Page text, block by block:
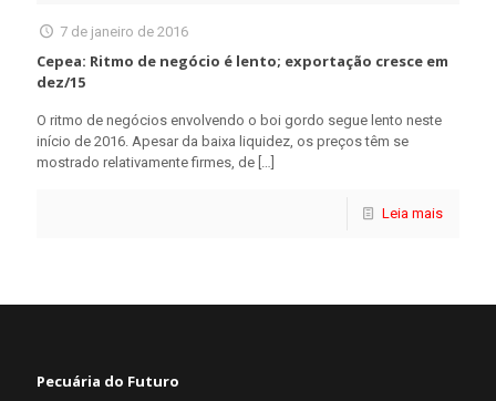
7 de janeiro de 2016
Cepea: Ritmo de negócio é lento; exportação cresce em
dez/15
O ritmo de negócios envolvendo o boi gordo segue lento neste
início de 2016. Apesar da baixa liquidez, os preços têm se
mostrado relativamente firmes, de […]
Leia mais
Pecuária do Futuro